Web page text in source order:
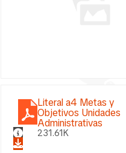
Literal a4 Metas y
Objetivos Unidades
Administrativas
231.61K